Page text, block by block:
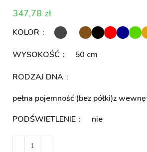
zł
KOLOR
WYSOKOŚĆ 50 cm
RODZAJ DNA
pełna pojemność (bez półki)z
PODŚWIETLENIE
nie